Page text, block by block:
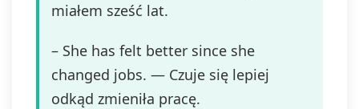
miałem sześć lat.
– She has felt better since she
changed jobs. — Czuje się lepiej
odkąd zmieniła pracę.